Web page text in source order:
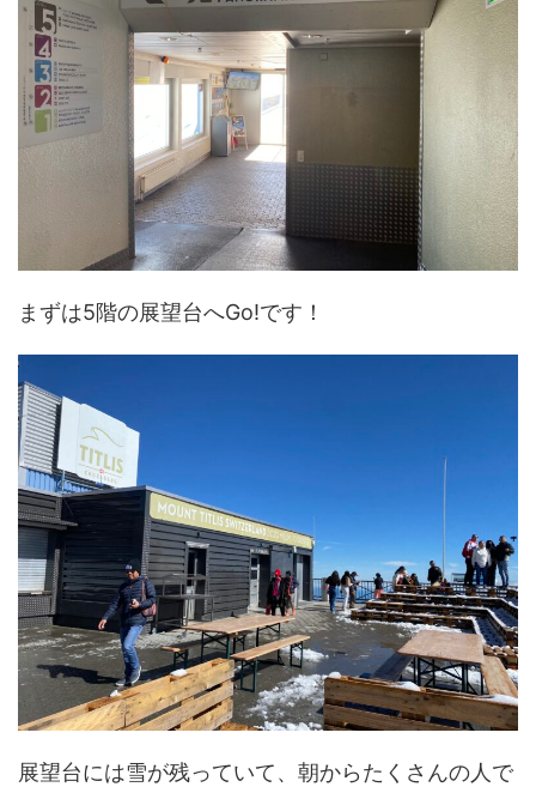
まずは5階の展望台へGo!です！
展望台には雪が残っていて、朝からたくさんの人で